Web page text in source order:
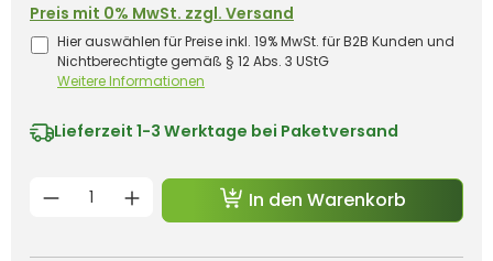
Preis mit 0% MwSt. zzgl. Versand
Hier auswählen für Preise inkl. 19% MwSt. für B2B Kunden und
Nichtberechtigte gemäß § 12 Abs. 3 UStG
Weitere Informationen
Lieferzeit 1-3 Werktage bei Paketversand
Produkt Anzahl: Gib den
In den Warenkorb